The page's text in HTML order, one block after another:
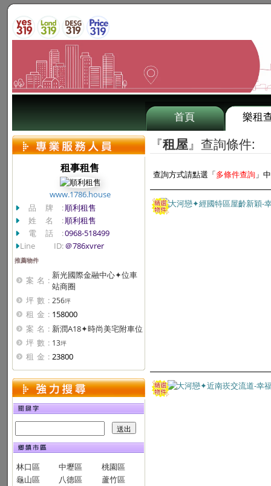
首頁 樂租
租事租售
www.1786.house
品牌:順利租售
姓名:順利租售
電話:0968-518499
Line ID:＠786xvrer
推薦物件
案名: 新光國際金融中心✦位車
站商圈
坪數: 256坪
租金: 158000
案名: 新潤A18✦時尚美宅附車位
坪數: 13坪
租金: 23800
林口區 中壢區
桃園區
龜山區
八德區 蘆竹區
『租屋』查詢條件:
查詢方式請點選「多條件查詢 」